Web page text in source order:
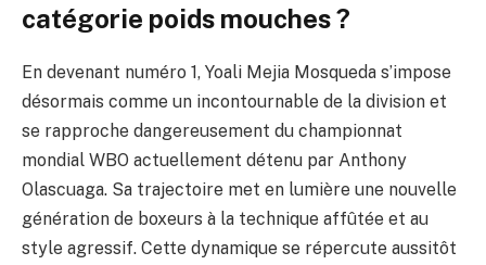
catégorie poids mouches ?
En devenant numéro 1, Yoali Mejia Mosqueda s’impose
désormais comme un incontournable de la division et
se rapproche dangereusement du championnat
mondial WBO actuellement détenu par Anthony
Olascuaga. Sa trajectoire met en lumière une nouvelle
génération de boxeurs à la technique affûtée et au
style agressif. Cette dynamique se répercute aussitôt